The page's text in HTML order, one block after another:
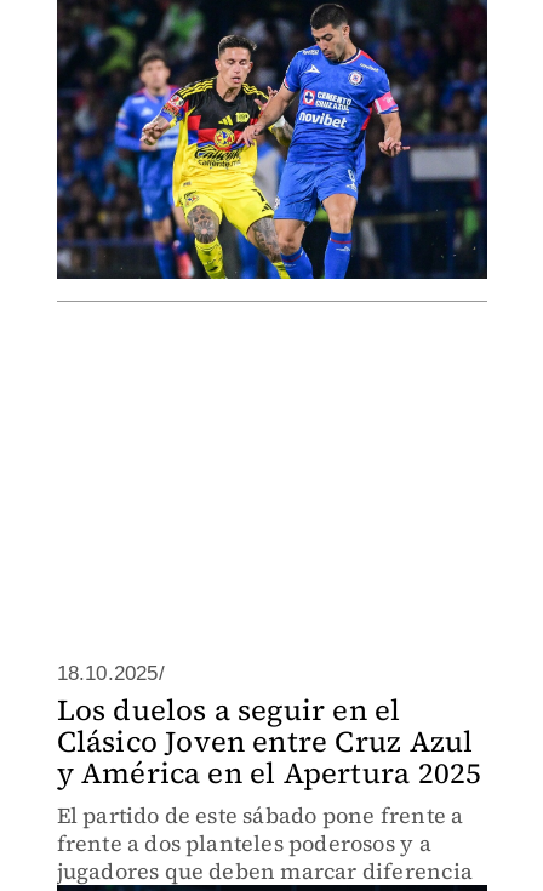
18.10.2025/
Los duelos a seguir en el
Clásico Joven entre Cruz Azul
y América en el Apertura 2025
El partido de este sábado pone frente a
frente a dos planteles poderosos y a
jugadores que deben marcar diferencia